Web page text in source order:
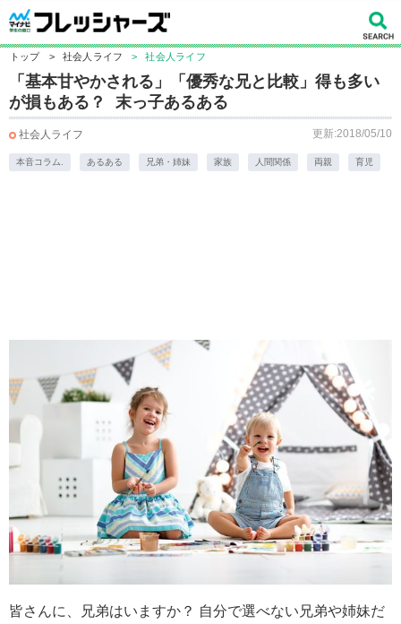
トップ > 社会人ライフ > 社会人ライフ
「基本甘やかされる」「優秀な兄と比較」得も多い
が損もある？ 末っ子あるある
社会人ライフ 更新:2018/05/10
本音コラム. あるある 兄弟・姉妹 家族 人間関係 両親 育児
皆さんに、兄弟はいますか？ 自分で選べない兄弟や姉妹だ